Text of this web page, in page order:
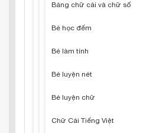
Bảng chữ cái và chữ số
Bé học đếm
Bé làm tính
Bé luyện nét
Bé luyện chữ
Chữ Cái Tiếng Việt